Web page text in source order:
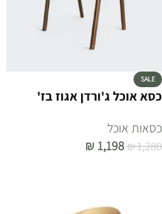
SALE
כסא אוכל ג'ורדן אגוז בז'
כסאות אוכל
₪1,280
₪ 1,198